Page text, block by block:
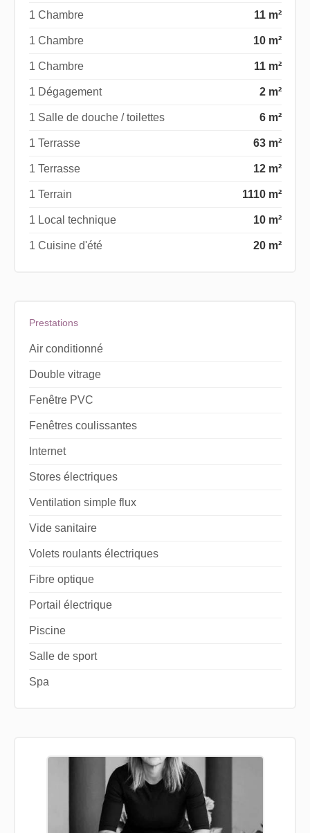
1 Chambre 11 m²
1 Chambre 10 m²
1 Chambre 11 m²
1 Dégagement 2 m²
1 Salle de douche / toilettes 6 m²
1 Terrasse 63 m²
1 Terrasse 12 m²
1 Terrain 1110 m²
1 Local technique 10 m²
1 Cuisine d'été 20 m²
Prestations
Air conditionné
Double vitrage
Fenêtre PVC
Fenêtres coulissantes
Internet
Stores électriques
Ventilation simple flux
Vide sanitaire
Volets roulants électriques
Fibre optique
Portail électrique
Piscine
Salle de sport
Spa